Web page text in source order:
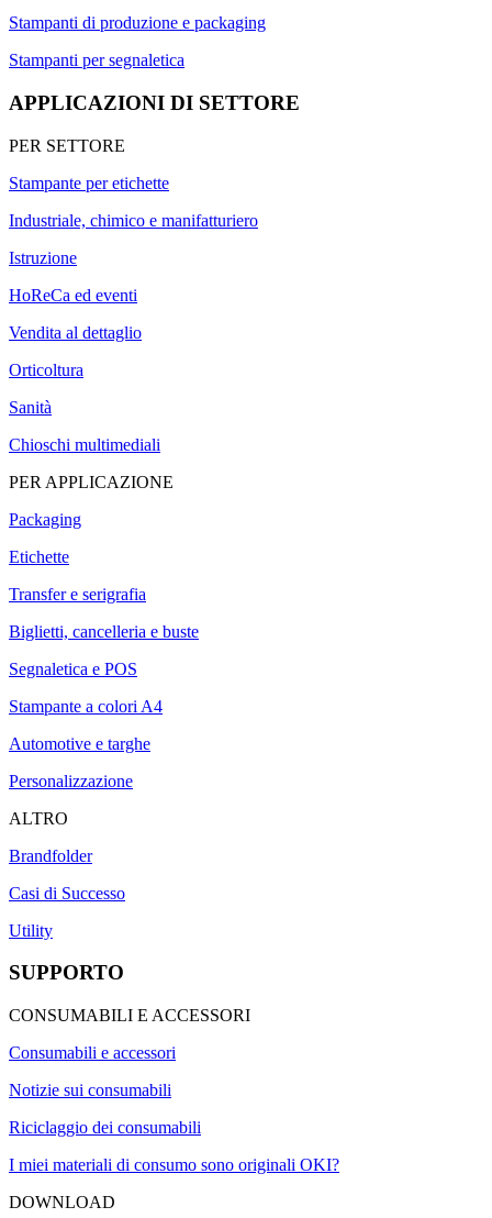
Stampanti di produzione e packaging
Stampanti per segnaletica
APPLICAZIONI DI SETTORE
PER SETTORE
Stampante per etichette
Industriale, chimico e manifatturiero
Istruzione
HoReCa ed eventi
Vendita al dettaglio
Orticoltura
Sanità
Chioschi multimediali
PER APPLICAZIONE
Packaging
Etichette
Transfer e serigrafia
Biglietti, cancelleria e buste
Segnaletica e POS
Stampante a colori A4
Automotive e targhe
Personalizzazione
ALTRO
Brandfolder
Casi di Successo
Utility
SUPPORTO
CONSUMABILI E ACCESSORI
Consumabili e accessori
Notizie sui consumabili
Riciclaggio dei consumabili
I miei materiali di consumo sono originali OKI?
DOWNLOAD